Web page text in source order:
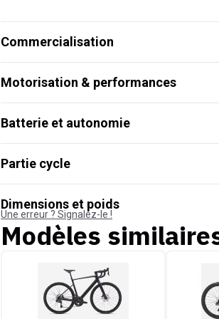
Commercialisation
Motorisation & performances
Batterie et autonomie
Partie cycle
Dimensions et poids
Une erreur ? Signalez-le !
Modèles
Van Rysel E-EDR CF Ultegra Di2